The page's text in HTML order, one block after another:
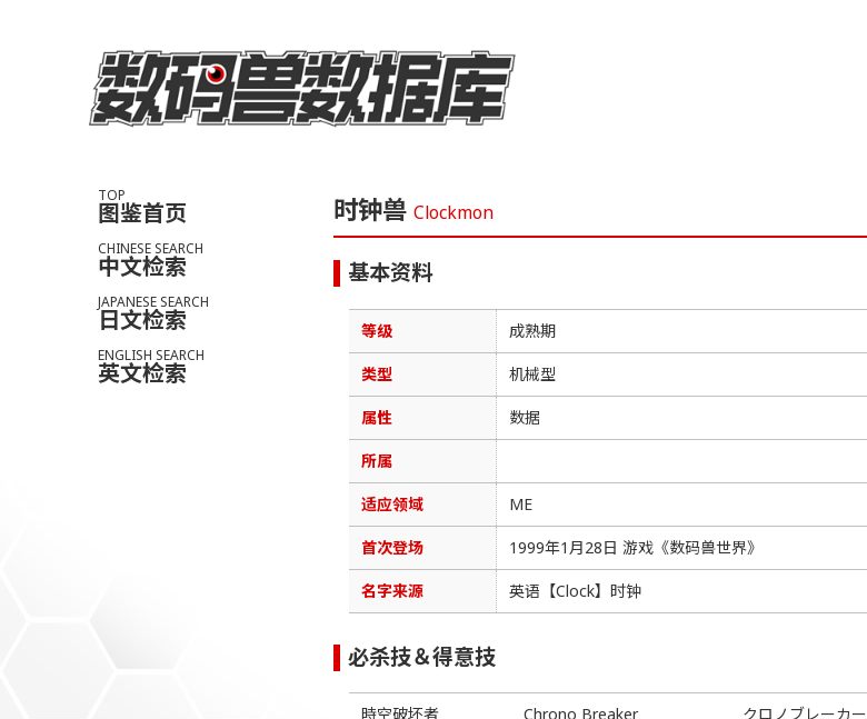
TOP
图鉴首页
CHINESE SEARCH
中文检索
JAPANESE SEARCH
日文检索
ENGLISH SEARCH
英文检索
时钟兽 Clockmon
基本资料
等级 成熟期
类型 机械型
属性 数据
所属
适应领域 ME
首次登场 1999年1月28日 游戏《数码兽世界》
名字来源 英语【Clock】时钟
必杀技＆得意技
時空破坏者 Chrono Breaker クロノブレーカー